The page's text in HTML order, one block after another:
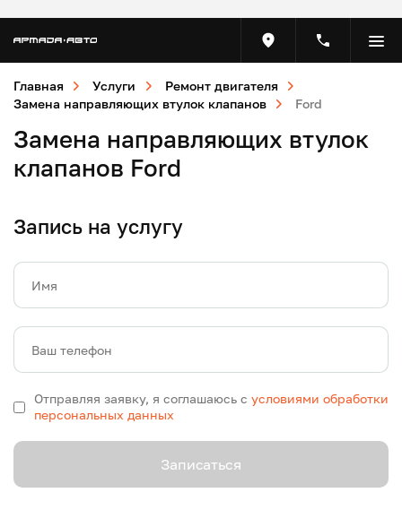
Главная Услуги
Ремонт двигателя
Замена направляющих втулок клапанов
Ford
Замена направляющих втулок
клапанов Ford
Запись на услугу
Имя
Ваш телефон
Отправляя заявку, я соглашаюсь с условиями обработки
персональных данных
Записаться